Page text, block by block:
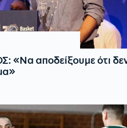
αποδείξουμε ότι